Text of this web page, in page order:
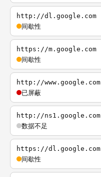
http://dl.google.com
间歇性
https://m.google.com
间歇性
http://www.google.com
已屏蔽
http://ns1.google.com
数据不足
https://dl.google.com
间歇性